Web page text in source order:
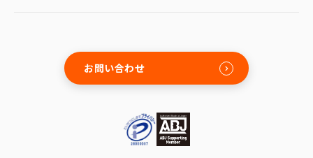
お問い合わせ